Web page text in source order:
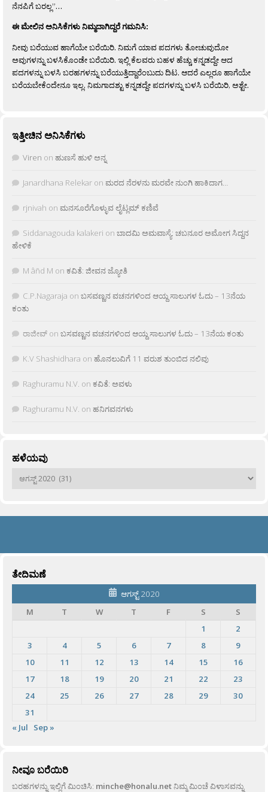
ನೆನಪಿಗೆ ಬರಲ್ಲ”…
ಈ ಮೇಲಿನ ಅನಿಸಿಕೆಗಳು ನಿಮ್ಮದಾಗಿದ್ದರೆ ಗಮನಿಸಿ:
ನೀವು ಬರೆಯುವ ಹಾಗೆಯೇ ಬರೆಯಿರಿ. ನಿಮಗೆ ಯಾವ ಪದಗಳು ತೋಚುವುದೋ
ಅವುಗಳನ್ನು ಬಳಸಿಕೊಂಡೇ ಬರೆಯಿರಿ. ಇಲ್ಲಿ ಕೆಲವರು ಬಹಳ ಹೆಚ್ಚು ಕನ್ನಡದ್ದೇ ಆದ
ಪದಗಳನ್ನು ಬಳಸಿ ಬರಹಗಳನ್ನು ಬರೆಯುತ್ತಿದ್ದಾರೆಂಬುದು ದಿಟ. ಆದರೆ ಎಲ್ಲರೂ ಹಾಗೆಯೇ
ಬರೆಯಬೇಕೆಂದೇನೂ ಇಲ್ಲ. ನಿಮಗಾದಶ್ಟು ಕನ್ನಡದ್ದೇ ಪದಗಳನ್ನು ಬಳಸಿ ಬರೆಯಿರಿ, ಅಶ್ಟೇ.
ಇತ್ತೀಚಿನ ಅನಿಸಿಕೆಗಳು
Viren on ಹುಣಸೆ ಹುಳಿ ಅನ್ನ
Janardhana Relekar on ಮರದ ನೆರಳನು ಮರವೇ ನುಂಗಿ ಹಾಕಿದಾಗ…
rjnivah on ಮನಸೂರೆಗೊಳ್ಳುವ ಲೈಟ್ಲಮ್ ಕಣಿವೆ
Siddanagouda kalakeri on ಬಾದಮಿ ಅಮವಾಸ್ಯೆ: ಚಬನೂರ ಅಮೋಗ ಸಿದ್ದನ
ಹೇಳಿಕೆ
M âñd M on ಕವಿತೆ: ಜೀವನ ಜ್ಯೋತಿ
C.P.Nagaraja on ಬಸವಣ್ಣನ ವಚನಗಳಿಂದ ಆಯ್ದ ಸಾಲುಗಳ ಓದು – 13ನೆಯ
ಕಂತು
ರಾಜೀವ್ on ಬಸವಣ್ಣನ ವಚನಗಳಿಂದ ಆಯ್ದ ಸಾಲುಗಳ ಓದು – 13ನೆಯ ಕಂತು
K.V Shashidhara on ಹೊನಲುವಿಗೆ 11 ವರುಶ ತುಂಬಿದ ನಲಿವು
Raghuramu N.V. on ಕವಿತೆ: ಅವಳು
Raghuramu N.V. on ಹನಿಗವನಗಳು
ಹಳೆಯವು
ಹಳೆಯವು
ತೇದಿಮಣೆ
ಆಗಸ್ಟ್ 2020
M
T W T F S
S
1
2
3
4 5 6 7 8
9
10
11 12 13 14 15
16
17
18 19 20 21 22
23
24
25 26 27 28 29
30
31
« Jul
Sep »
ನೀವೂ ಬರೆಯಿರಿ
ಬರಹಗಳನ್ನು ಇಲ್ಲಿಗೆ ಮಿಂಚಿಸಿ: minche@honalu.netನಿಮ್ಮ ಮಿಂಚೆ ವಿಳಾಸವನ್ನು